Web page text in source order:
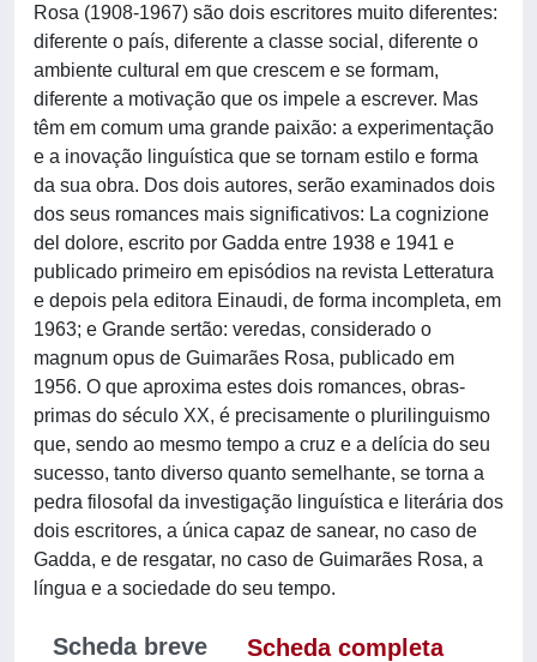
Rosa (1908-1967) são dois escritores muito diferentes:
diferente o país, diferente a classe social, diferente o
ambiente cultural em que crescem e se formam,
diferente a motivação que os impele a escrever. Mas
têm em comum uma grande paixão: a experimentação
e a inovação linguística que se tornam estilo e forma
da sua obra. Dos dois autores, serão examinados dois
dos seus romances mais significativos: La cognizione
del dolore, escrito por Gadda entre 1938 e 1941 e
publicado primeiro em episódios na revista Letteratura
e depois pela editora Einaudi, de forma incompleta, em
1963; e Grande sertão: veredas, considerado o
magnum opus de Guimarães Rosa, publicado em
1956. O que aproxima estes dois romances, obras-
primas do século XX, é precisamente o plurilinguismo
que, sendo ao mesmo tempo a cruz e a delícia do seu
sucesso, tanto diverso quanto semelhante, se torna a
pedra filosofal da investigação linguística e literária dos
dois escritores, a única capaz de sanear, no caso de
Gadda, e de resgatar, no caso de Guimarães Rosa, a
língua e a sociedade do seu tempo.
Scheda breve
Scheda completa